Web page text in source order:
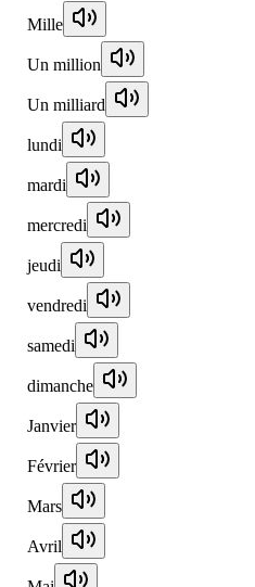
Mille
Un million
Un milliard
lundi
mardi
mercredi
jeudi
vendredi
samedi
dimanche
Janvier
Février
Mars
Avril